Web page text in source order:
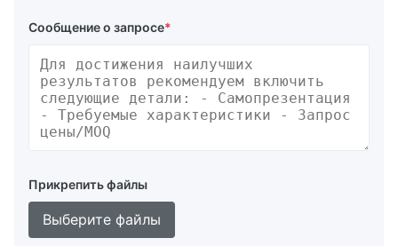
Сообщение о запросе*
Прикрепить файлы
Выберите файлы